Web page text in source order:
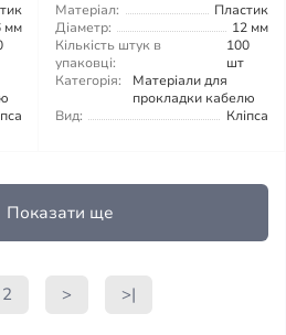
мм
Матеріал:
Пластик
Діаметр:
12 мм
Кількість штук в
упаковці:
100
шт
Категорія:
Матеріали для
прокладки кабелю
Вид:
Кліпса
Показати ще
2 > >|